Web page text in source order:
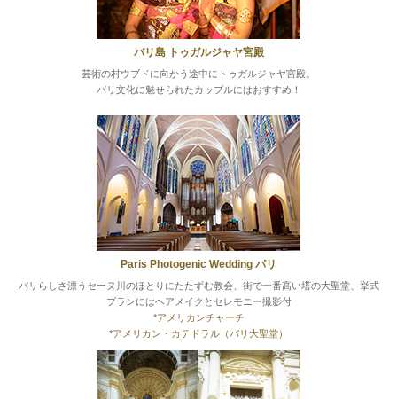
バリ島 トゥガルジャヤ宮殿
芸術の村ウブドに向かう途中にトゥガルジャヤ宮殿。
バリ文化に魅せられたカップルにはおすすめ！
Paris Photogenic Wedding パリ
パリらしさ漂うセーヌ川のほとりにたたずむ教会、街で一番高い塔の大聖堂、挙式
プランにはヘアメイクとセレモニー撮影付
*アメリカンチャーチ
*アメリカン・カテドラル（パリ大聖堂）